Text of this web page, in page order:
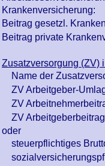
Krankenversicherung:
Beitrag gesetzl.
Beitrag private
Zusatzversorgung (ZV)
Name der
ZV Arbeitgeber-
ZV
ZV
oder
steuerpflichtiges